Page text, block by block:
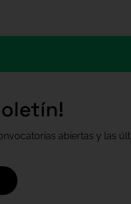
abiertas y las